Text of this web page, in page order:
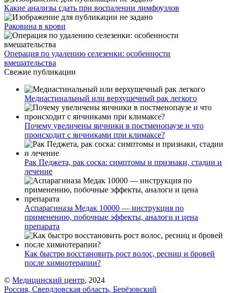
Какие анализы сдать при воспалении лимфоузлов
Раковина в крови
Операция по удалению селезенки: особенности
вмешательства
Свежие публикации
Медиастинальный или верхушечный рак легкого
Почему увеличены яичники в постменопаузе и что
происходит с яичниками при климаксе?
Рак Педжета, рак соска: симптомы и признаки, стадии и
лечение
Аспарагиназа Медак 10000 — инструкция по
применению, побочные эффекты, аналоги и цена
препарата
Как быстро восстановить рост волос, ресниц и бровей
после химиотерапии?
© Медицинский центр, 2024
Россия, Свердловская область, Берёзовский